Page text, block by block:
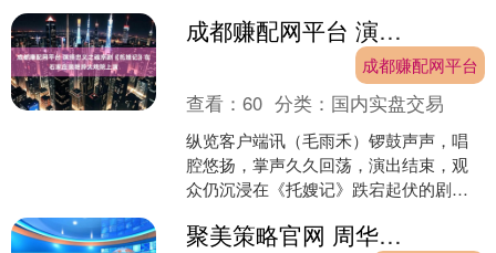
绍....
成都赚配网平台 演绎忠义之魂京剧《托嫂记》在石家庄裴艳玲大戏院上演
成都赚配网平台
查看：60 分类： 国内实盘交易
纵览客户端讯（毛雨禾）锣鼓声声，唱
腔悠扬，掌声久久回荡，演出结束，观
众仍沉浸在《托嫂记》跌宕起伏的剧情
研究院全新创排的京剧.... 聚美策略官网 周华健上海回忆33年前的金曲，为什么是《明天我要嫁给你》不是“娶”?